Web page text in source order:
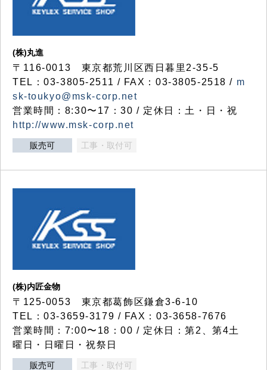
(株)丸進
〒116-0013 東京都荒川区西日暮里2-35-5
TEL：03-3805-2511 / FAX：03-3805-2518 / m
sk-toukyo@msk-corp.net
営業時間：8:30〜17：30 / 定休日：土・日・祝
http://www.msk-corp.net
販売可 工事・取付可
(株)内匠金物
〒125-0053 東京都葛飾区鎌倉3-6-10
TEL：03-3659-3179 / FAX：03-3658-7676
営業時間：7:00〜18：00 / 定休日：第2、第4土
曜日・日曜日・祝祭日
販売可 工事・取付可